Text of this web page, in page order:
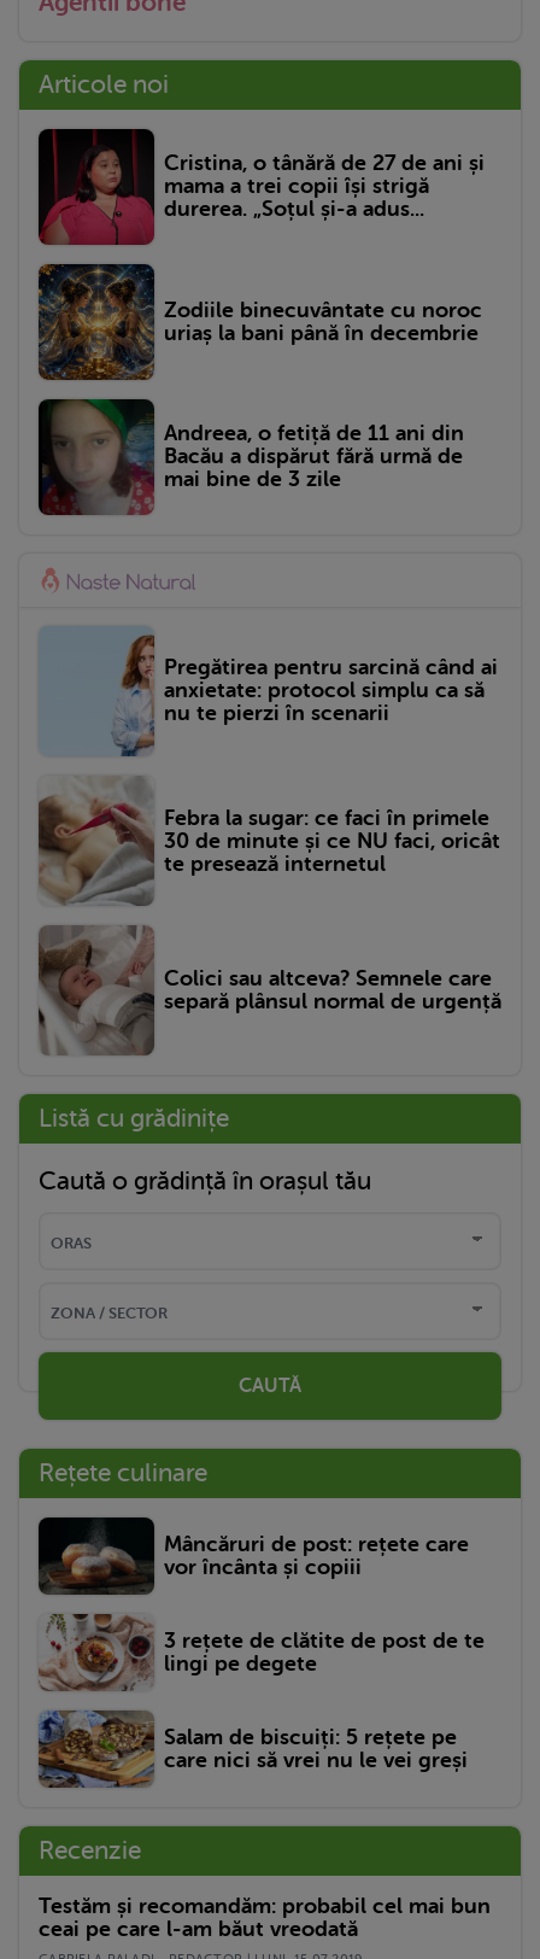
Articole noi
Cristina, o tânără de 27 de ani și
mama a trei copii își strigă
durerea. „Soțul și-a adus...
Zodiile binecuvântate cu noroc
uriaș la bani până în decembrie
Andreea, o fetiță de 11 ani din
Bacău a dispărut fără urmă de
mai bine de 3 zile
Pregătirea pentru sarcină când ai
anxietate: protocol simplu ca să
nu te pierzi în scenarii
Febra la sugar: ce faci în primele
30 de minute și ce NU faci, oricât
te presează internetul
Colici sau altceva? Semnele care
separă plânsul normal de urgență
Listă cu grădinițe
Caută o grădință în orașul tău
CAUTĂ
Rețete culinare
Mâncăruri de post: rețete care
vor încânta și copiii
3 rețete de clătite de post de te
lingi pe degete
Salam de biscuiți: 5 rețete pe
care nici să vrei nu le vei greși
Recenzie
Testăm și recomandăm: probabil cel mai bun
ceai pe care l-am băut vreodată